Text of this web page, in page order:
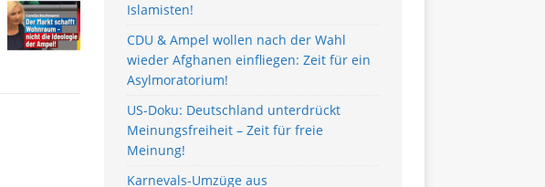
Islamisten!
CDU & Ampel wollen nach der Wahl
wieder Afghanen einfliegen: Zeit für ein
Asylmoratorium!
US-Doku: Deutschland unterdrückt
Meinungsfreiheit – Zeit für freie
Meinung!
Karnevals-Umzüge aus